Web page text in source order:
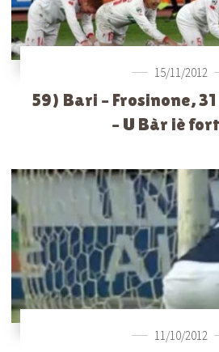
15/11/2012
59) Bari – Frosinone,
– U Bàr iè
11/10/2012